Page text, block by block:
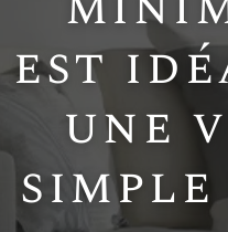
est
une